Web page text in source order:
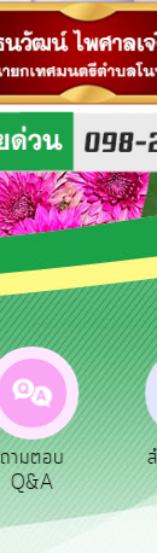
สำรวจความ
พึงพอใจ